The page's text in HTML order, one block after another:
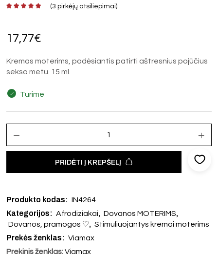
(3 pirkėjų atsiliepimai)
17,77€
Kremas moterims, padėsiantis patirti aštresnius pojūčius
sekso metu. 15 ml.
Turime
PRIDĖTI Į KREPŠELĮ
Produkto kodas: IN4264
Kategorijos: Afrodiziakai, Dovanos MOTERIMS,
Dovanos, pramogos ♡, Stimuliuojantys kremai moterims
Prekės ženklas: Viamax
Prekinis ženklas: Viamax